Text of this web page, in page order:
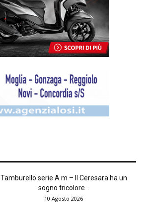
Tamburello serie A m – Il Ceresara ha un
sogno tricolore...
10 Agosto 2026